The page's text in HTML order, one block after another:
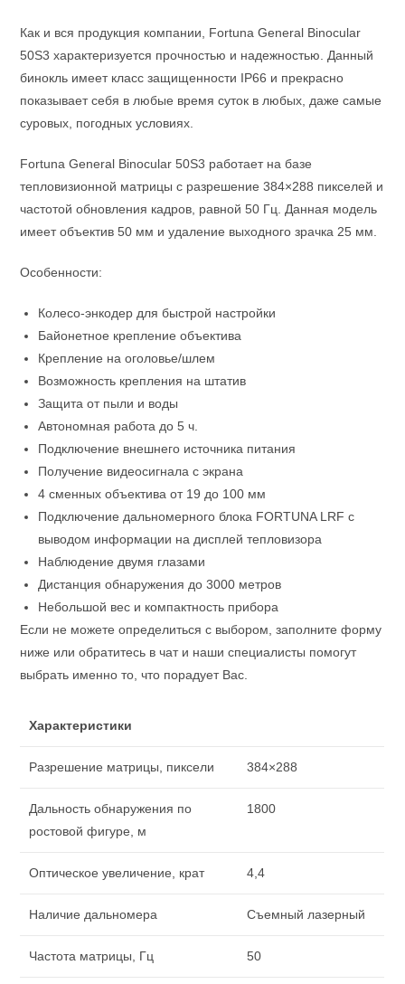
Как и вся продукция компании, Fortuna General Binocular
50S3 характеризуется прочностью и надежностью. Данный
бинокль имеет класс защищенности IP66 и прекрасно
показывает себя в любые время суток в любых, даже самые
суровых, погодных условиях.
Fortuna General Binocular 50S3 работает на базе
тепловизионной матрицы с разрешение 384×288 пикселей и
частотой обновления кадров, равной 50 Гц. Данная модель
имеет объектив 50 мм и удаление выходного зрачка 25 мм.
Особенности:
Колесо-энкодер для быстрой настройки
Байонетное крепление объектива
Крепление на оголовье/шлем
Возможность крепления на штатив
Защита от пыли и воды
Автономная работа до 5 ч.
Подключение внешнего источника питания
Получение видеосигнала с экрана
4 сменных объектива от 19 до 100 мм
Подключение дальномерного блока FORTUNA LRF с
выводом информации на дисплей тепловизора
Наблюдение двумя глазами
Дистанция обнаружения до 3000 метров
Небольшой вес и компактность прибора
Если не можете определиться с выбором, заполните форму
ниже или обратитесь в чат и наши специалисты помогут
выбрать именно то, что порадует Вас.
Характеристики
Разрешение матрицы, пиксели 384×288
Дальность обнаружения по
ростовой фигуре, м
1800
Оптическое увеличение, крат 4,4
Наличие дальномера Съемный лазерный
Частота матрицы, Гц 50